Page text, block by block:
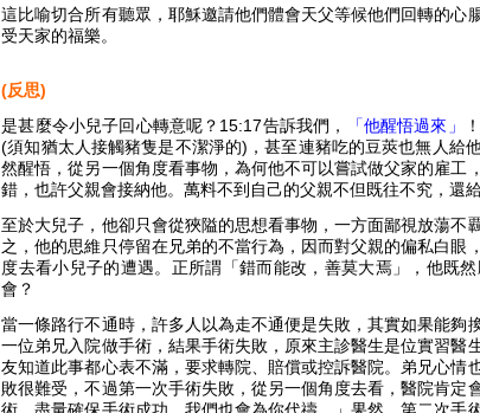
這比喻切合所有聽眾，耶穌邀請他們體會天父等候他們回轉的心
受天家的福樂。
(反思)
是甚麼令小兒子回心轉意呢？15:17告訴我們，
「他醒悟過來」
(須知猶太人接觸豬隻是不潔淨的)，甚至連豬吃的豆莢也無人給
然醒悟，從另一個角度看事物，為何他不可以嘗試做父家的雇工
錯，也許父親會接納他。萬料不到自己的父親不但既往不究，還
至於大兒子，他卻只會從狹隘的思想看事物，一方面鄙視放蕩不
之，他的思維只停留在兄弟的不當行為，因而對父親的偏私白眼
度去看小兒子的遭遇。正所謂「錯而能改，善莫大焉」，他既
會？
當一條路行不通時，許多人以為走不通便是失敗，其實如果能夠
一位弟兄入院做手術，結果手術失敗，原來主診醫生是位實習醫
友知道此事都心表不滿，要求轉院、賠償或控訴醫院。弟兄心情
敗很難受，不過第一次手術失敗，從另一個角度去看，醫院肯